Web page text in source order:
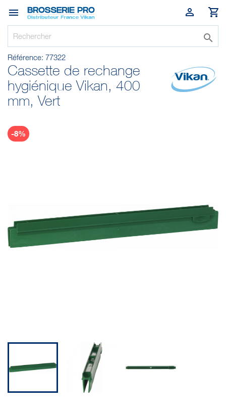
 


Référence: 77322
Cassette de rechange
hygiénique Vikan, 400
mm, Vert
-8%